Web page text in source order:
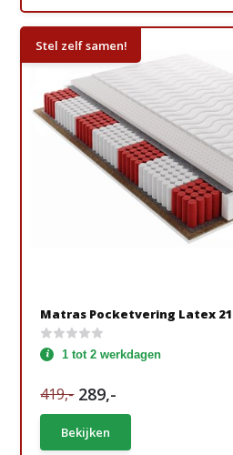
Stel zelf samen!
Matras Pocketvering Latex
1 tot 2 werkdagen
419,- 289,-
Bekijken